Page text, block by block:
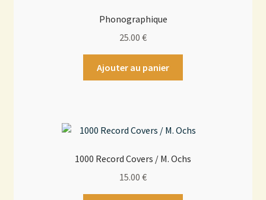
Phonographique
25.00 €
Ajouter au panier
1000 Record Covers / M. Ochs
15.00 €